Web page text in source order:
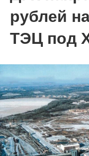
рублей
ТЭЦ под